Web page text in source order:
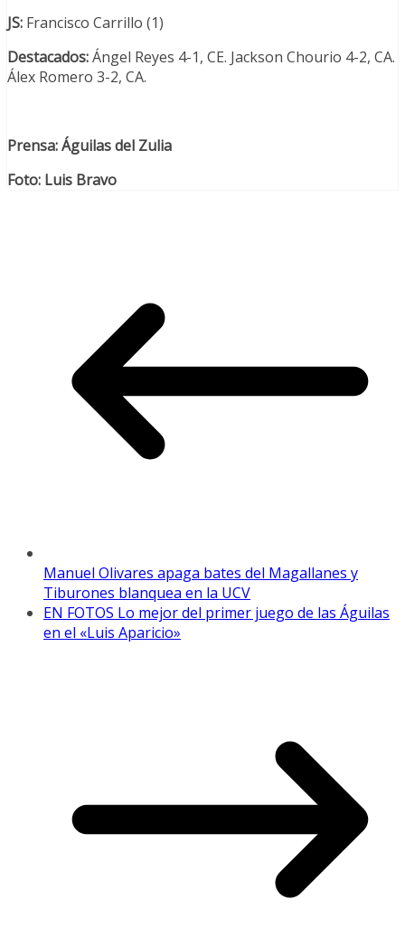
JS: Francisco Carrillo (1)
Destacados:Ángel Reyes 4-1, CE. Jackson Chourio 4-2, CA.
Álex Romero 3-2, CA.
Prensa: Águilas del Zulia
Foto: Luis Bravo
Manuel Olivares apaga bates del Magallanes y
Tiburones blanquea en la UCV
EN FOTOS Lo mejor del primer juego de las Águilas
en el «Luis Aparicio»